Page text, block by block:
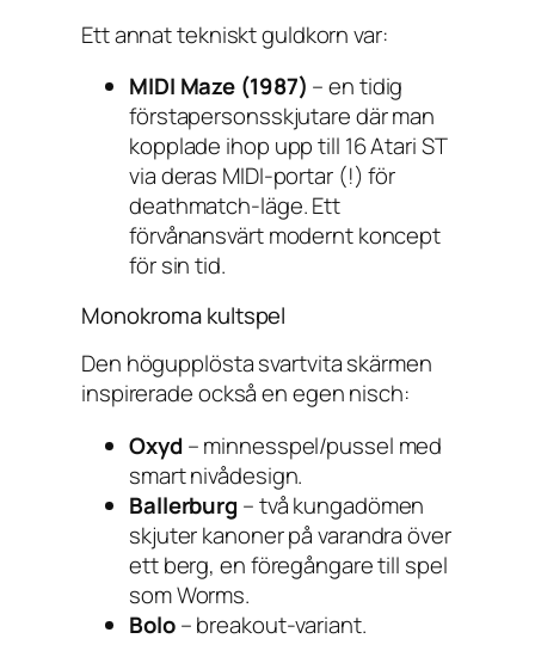
Ett annat tekniskt guldkorn var:
MIDI Maze (1987) – en tidig
förstapersonsskjutare där man
kopplade ihop upp till 16 Atari ST
via deras MIDI-portar (!) för
deathmatch-läge. Ett
förvånansvärt modernt koncept
för sin tid.
Monokroma kultspel
Den högupplösta svartvita skärmen
inspirerade också en egen nisch:
Oxyd– minnesspel/pussel med
smart nivådesign.
Ballerburg – två kungadömen
skjuter kanoner på varandra över
ett berg, en föregångare till spel
somWorms.
Bolo– breakout-variant.